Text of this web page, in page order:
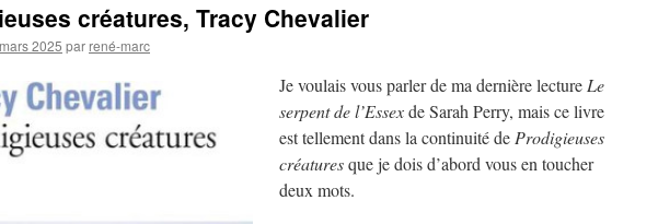
créatures, Tracy Chevalier
2025 par rené-marc
Je voulais vous parler de ma dernière lecture Le
serpent de l’Essexde Sarah Perry, mais ce livre
est tellement dans la continuité de Prodigieuses
créaturesque je dois d’abord vous en toucher
deux mots.